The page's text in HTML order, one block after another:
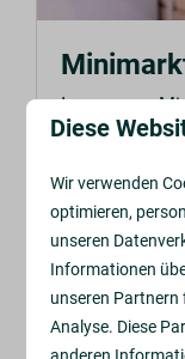
In unserem
brauchen.
MEHR
Diese
Wir verwenden
optimieren,
unseren
Informationen
unseren Partnern
Analyse. Diese